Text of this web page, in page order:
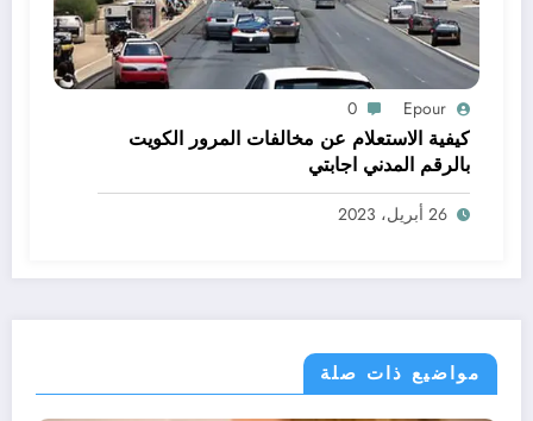
Epour
0
كيفية الاستعلام عن مخالفات المرور الكويت
بالرقم المدني اجابتي
26 أبريل، 2023
مواضيع ذات صلة